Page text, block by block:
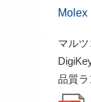
Molex
マルツ
品質ラ